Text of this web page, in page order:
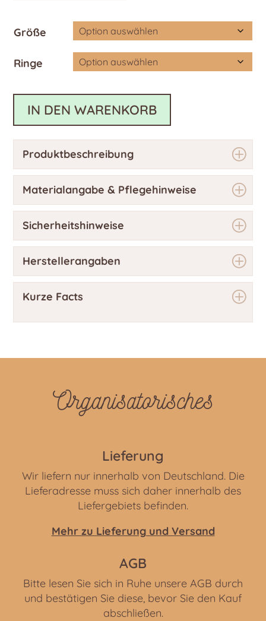
Größe
Ringe
IN DEN WARENKORB
Produktbeschreibung
Materialangabe & Pflegehinweise
Sicherheitshinweise
Herstellerangaben
Kurze Facts
Organisatorisches
Lieferung
Wir liefern nur innerhalb von Deutschland. Die
Lieferadresse muss sich daher innerhalb des
Liefergebiets befinden.
Mehr zu Lieferung und Versand
AGB
Bitte lesen Sie sich in Ruhe unsere AGB durch
und bestätigen Sie diese, bevor Sie den Kauf
abschließen.